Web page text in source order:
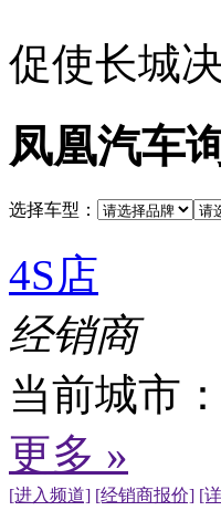
促使长城
凤凰汽车
选择车型：
4S店
经销商
当前城市：
更多 »
[进入频道] [经销商报价] [